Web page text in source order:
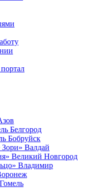
Белгород
Бобруйск
Валдай
Великий Новгород
Владимир
Гомель